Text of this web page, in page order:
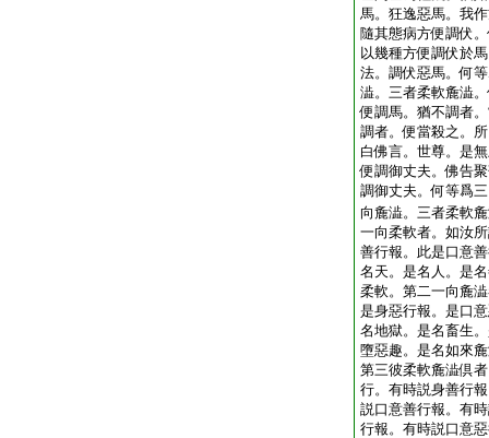
馬。狂逸惡馬。我
隨其態病方便調伏
以幾種方便調伏於
法。調伏惡馬。何
澁。三者柔軟麁澁
便調馬。猶不調者
調者。便當殺之。
白佛言。世尊。是
便調御丈夫。佛告
調御丈夫。何等爲
向麁澁。三者柔軟
一向柔軟者。如汝
善行報。此是口意
名天。是名人。是
柔軟。第二一向麁
是身惡行報。是口
名地獄。是名畜生
墮惡趣。是名如來
第三彼柔軟麁澁倶
行。有時説身善行
説口意善行報。有
行報。有時説口意